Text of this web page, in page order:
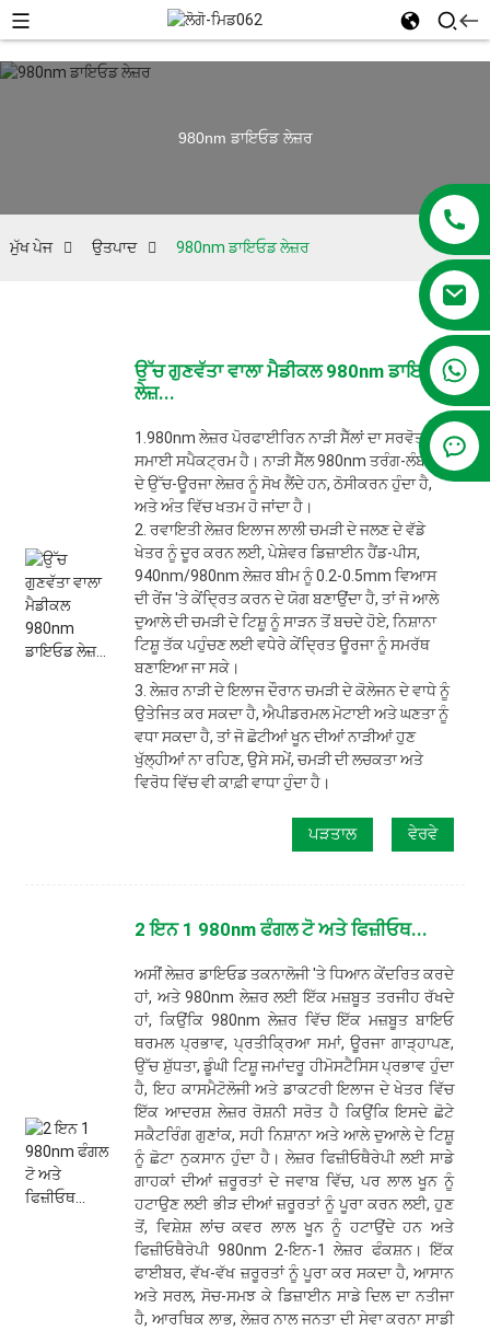
+86 13381209830
980nm ਡਾਇਓਡ ਲੇਜ਼ਰ
ਮੁੱਖ ਪੇਜ ਉਤਪਾਦ 980nm ਡਾਇਓਡ ਲੇਜ਼ਰ
ਉੱਚ ਗੁਣਵੱਤਾ ਵਾਲਾ ਮੈਡੀਕਲ 980nm ਡਾਇਓਡ
ਲੇਜ਼...
1.980nm ਲੇਜ਼ਰ ਪੋਰਫਾਈਰਿਨ ਨਾੜੀ ਸੈੱਲਾਂ ਦਾ ਸਰਵੋਤਮ
ਸਮਾਈ ਸਪੈਕਟ੍ਰਮ ਹੈ। ਨਾੜੀ ਸੈੱਲ 980nm ਤਰੰਗ-ਲੰਬਾਈ
ਦੇ ਉੱਚ-ਊਰਜਾ ਲੇਜ਼ਰ ਨੂੰ ਸੋਖ ਲੈਂਦੇ ਹਨ, ਠੋਸੀਕਰਨ ਹੁੰਦਾ ਹੈ,
ਅਤੇ ਅੰਤ ਵਿੱਚ ਖਤਮ ਹੋ ਜਾਂਦਾ ਹੈ।
2. ਰਵਾਇਤੀ ਲੇਜ਼ਰ ਇਲਾਜ ਲਾਲੀ ਚਮੜੀ ਦੇ ਜਲਣ ਦੇ ਵੱਡੇ
ਖੇਤਰ ਨੂੰ ਦੂਰ ਕਰਨ ਲਈ, ਪੇਸ਼ੇਵਰ ਡਿਜ਼ਾਈਨ ਹੈਂਡ-ਪੀਸ,
940nm/980nm ਲੇਜ਼ਰ ਬੀਮ ਨੂੰ 0.2-0.5mm ਵਿਆਸ
ਦੀ ਰੇਂਜ 'ਤੇ ਕੇਂਦ੍ਰਿਤ ਕਰਨ ਦੇ ਯੋਗ ਬਣਾਉਂਦਾ ਹੈ, ਤਾਂ ਜੋ ਆਲੇ
ਦੁਆਲੇ ਦੀ ਚਮੜੀ ਦੇ ਟਿਸ਼ੂ ਨੂੰ ਸਾੜਨ ਤੋਂ ਬਚਦੇ ਹੋਏ, ਨਿਸ਼ਾਨਾ
ਟਿਸ਼ੂ ਤੱਕ ਪਹੁੰਚਣ ਲਈ ਵਧੇਰੇ ਕੇਂਦ੍ਰਿਤ ਊਰਜਾ ਨੂੰ ਸਮਰੱਥ
ਬਣਾਇਆ ਜਾ ਸਕੇ।
3. ਲੇਜ਼ਰ ਨਾੜੀ ਦੇ ਇਲਾਜ ਦੌਰਾਨ ਚਮੜੀ ਦੇ ਕੋਲੇਜਨ ਦੇ ਵਾਧੇ ਨੂੰ
ਉਤੇਜਿਤ ਕਰ ਸਕਦਾ ਹੈ, ਐਪੀਡਰਮਲ ਮੋਟਾਈ ਅਤੇ ਘਣਤਾ ਨੂੰ
ਵਧਾ ਸਕਦਾ ਹੈ, ਤਾਂ ਜੋ ਛੋਟੀਆਂ ਖੂਨ ਦੀਆਂ ਨਾੜੀਆਂ ਹੁਣ
ਖੁੱਲ੍ਹੀਆਂ ਨਾ ਰਹਿਣ, ਉਸੇ ਸਮੇਂ, ਚਮੜੀ ਦੀ ਲਚਕਤਾ ਅਤੇ
ਵਿਰੋਧ ਵਿੱਚ ਵੀ ਕਾਫ਼ੀ ਵਾਧਾ ਹੁੰਦਾ ਹੈ।
ਪੜਤਾਲ ਵੇਰਵੇ
2 ਇਨ 1 980nm ਫੰਗਲ ਟੋ ਅਤੇ ਫਿਜ਼ੀਓਥ...
ਅਸੀਂ ਲੇਜ਼ਰ ਡਾਇਓਡ ਤਕਨਾਲੋਜੀ 'ਤੇ ਧਿਆਨ ਕੇਂਦਰਿਤ ਕਰਦੇ
ਹਾਂ, ਅਤੇ 980nm ਲੇਜ਼ਰ ਲਈ ਇੱਕ ਮਜ਼ਬੂਤ ​​ਤਰਜੀਹ ਰੱਖਦੇ
ਹਾਂ, ਕਿਉਂਕਿ 980nm ਲੇਜ਼ਰ ਵਿੱਚ ਇੱਕ ਮਜ਼ਬੂਤ ​​ਬਾਇਓ
ਥਰਮਲ ਪ੍ਰਭਾਵ, ਪ੍ਰਤੀਕ੍ਰਿਆ ਸਮਾਂ, ਊਰਜਾ ਗਾੜ੍ਹਾਪਣ,
ਉੱਚ ਸ਼ੁੱਧਤਾ, ਡੂੰਘੀ ਟਿਸ਼ੂ ਜਮਾਂਦਰੂ ਹੀਮੋਸਟੈਸਿਸ ਪ੍ਰਭਾਵ ਹੁੰਦਾ
ਹੈ, ਇਹ ਕਾਸਮੈਟੋਲੋਜੀ ਅਤੇ ਡਾਕਟਰੀ ਇਲਾਜ ਦੇ ਖੇਤਰ ਵਿੱਚ
ਇੱਕ ਆਦਰਸ਼ ਲੇਜ਼ਰ ਰੋਸ਼ਨੀ ਸਰੋਤ ਹੈ ਕਿਉਂਕਿ ਇਸਦੇ ਛੋਟੇ
ਸਕੈਟਰਿੰਗ ਗੁਣਾਂਕ, ਸਹੀ ਨਿਸ਼ਾਨਾ ਅਤੇ ਆਲੇ ਦੁਆਲੇ ਦੇ ਟਿਸ਼ੂ
ਨੂੰ ਛੋਟਾ ਨੁਕਸਾਨ ਹੁੰਦਾ ਹੈ। ਲੇਜ਼ਰ ਫਿਜ਼ੀਓਥੈਰੇਪੀ ਲਈ ਸਾਡੇ
ਗਾਹਕਾਂ ਦੀਆਂ ਜ਼ਰੂਰਤਾਂ ਦੇ ਜਵਾਬ ਵਿੱਚ, ਪਰ ਲਾਲ ਖੂਨ ਨੂੰ
ਹਟਾਉਣ ਲਈ ਭੀੜ ਦੀਆਂ ਜ਼ਰੂਰਤਾਂ ਨੂੰ ਪੂਰਾ ਕਰਨ ਲਈ, ਹੁਣ
ਤੋਂ, ਵਿਸ਼ੇਸ਼ ਲਾਂਚ ਕਵਰ ਲਾਲ ਖੂਨ ਨੂੰ ਹਟਾਉਂਦੇ ਹਨ ਅਤੇ
ਫਿਜ਼ੀਓਥੈਰੇਪੀ 980nm 2-ਇਨ-1 ਲੇਜ਼ਰ ਫੰਕਸ਼ਨ। ਇੱਕ
ਫਾਈਬਰ, ਵੱਖ-ਵੱਖ ਜ਼ਰੂਰਤਾਂ ਨੂੰ ਪੂਰਾ ਕਰ ਸਕਦਾ ਹੈ, ਆਸਾਨ
ਅਤੇ ਸਰਲ, ਸੋਚ-ਸਮਝ ਕੇ ਡਿਜ਼ਾਈਨ ਸਾਡੇ ਦਿਲ ਦਾ ਨਤੀਜਾ
ਹੈ, ਆਰਥਿਕ ਲਾਭ, ਲੇਜ਼ਰ ਨਾਲ ਜਨਤਾ ਦੀ ਸੇਵਾ ਕਰਨਾ ਸਾਡੀ